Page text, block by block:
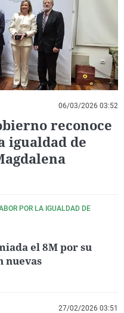
La rosa de los vientos
Gente viajera
Como el perro y el
Caso
Retornados
Equipo de
Operación Viuda
Extremadura
Galicia
La Rioja
Navarra
País Vasco
Virales
Televisión
Elecciones
06/03/2026 03:52
reconoce
igualdad de
POR LA IGUALDAD DE
el 8M por su
nuevas
27/02/2026 03:51